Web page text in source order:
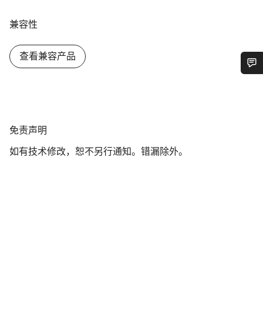
兼容性
查看兼容产品
免
声
免责声明
如有技术修改，恕不另行通知。错漏除外。
开始聊天